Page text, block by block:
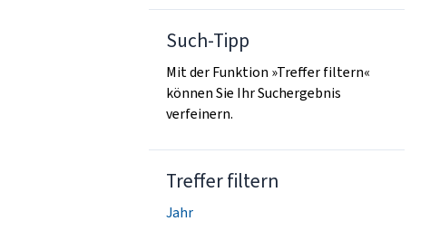
Such-Tipp
Mit der Funktion »Treffer filtern«
können Sie Ihr Suchergebnis
verfeinern.
Treffer filtern
Jahr